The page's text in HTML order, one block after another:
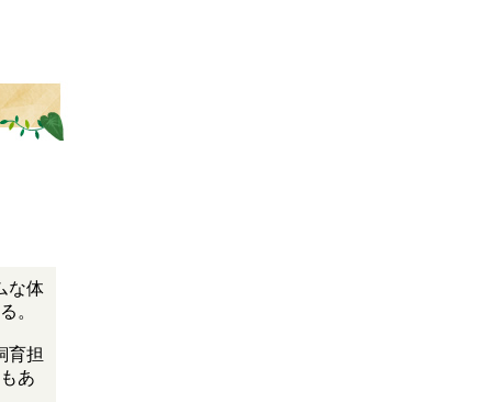
な体
。
育担
あ